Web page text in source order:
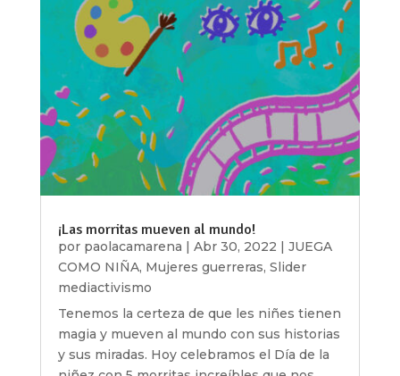
¡Las morritas mueven al mundo!
por paolacamarena | Abr 30, 2022 | JUEGA
COMO NIÑA, Mujeres guerreras, Slider
mediactivismo
Tenemos la certeza de que les niñes tienen
magia y mueven al mundo con sus historias
y sus miradas. Hoy celebramos el Día de la